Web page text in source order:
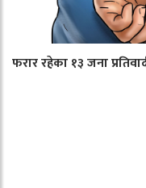
फरार रहेका १३ जना